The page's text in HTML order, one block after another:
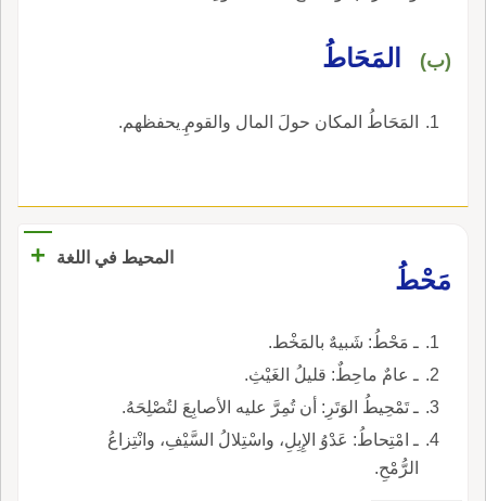
(ب) المَحَاطُ
المَحَاطُ المكان حولَ المال والقومِ ِيحفظهم.
المحيط في اللغة
+
مَحْطُ
ـ مَحْطُ: شَبيهٌ بالمَخْط.
ـ عامٌ ماحِطٌ: قليلُ الغَيْثِ.
ـ تَمْحِيطُ الوَتَرِ: أن تُمِرَّ عليه الأصابِعَ لتُصْلِحَهُ.
ـ امْتِحاطُ: عَدْوُ الإِبِلِ، واسْتِلالُ السَّيْفِ، وانْتِزاعُ
الرُّمْحِ.